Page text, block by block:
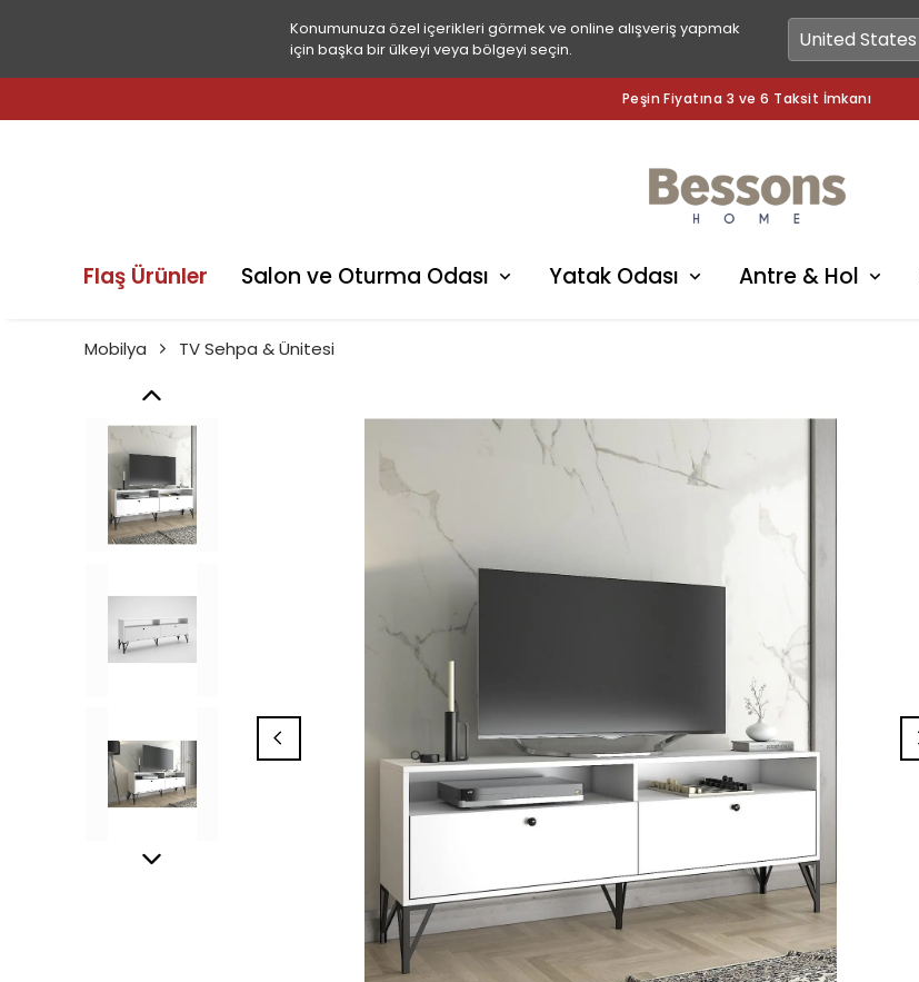
Konumunuza özel içerikleri görmek ve online alışveriş yapmak
için başka bir ülkeyi veya bölgeyi seçin.
Peşin Fiyatına 3 ve 6 Taksit İmkanı
Flaş Ürünler Salon ve Oturma Odası Yatak Odası Antre & Hol
Mobilya TV Sehpa & Ünitesi